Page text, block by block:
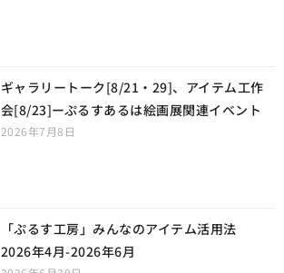
ギャラリートーク[8/21・29]、アイテム工作
会[8/23]ーぷるすあるは絵画展関連イベント
2026年7月8日
「ぷるす工房」みんなのアイテム活用法
2026年4月-2026年6月